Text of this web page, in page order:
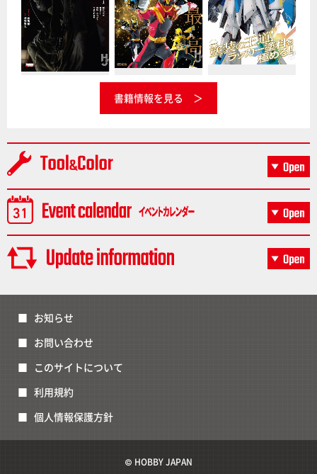
書籍情報を見る
お知らせ
お問い合わせ
このサイトについて
利用規約
個人情報保護方針
© HOBBY JAPAN